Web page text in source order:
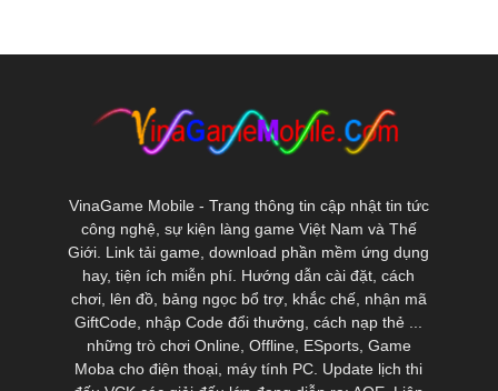
VinaGame Mobile - Trang thông tin cập nhật tin tức
công nghệ, sự kiện làng game Việt Nam và Thế
Giới. Link tải game, download phần mềm ứng dụng
hay, tiện ích miễn phí. Hướng dẫn cài đặt, cách
chơi, lên đồ, bảng ngọc bổ trợ, khắc chế, nhận mã
GiftCode, nhập Code đổi thưởng, cách nạp thẻ ...
những trò chơi Online, Offline, ESports, Game
Moba cho điện thoại, máy tính PC. Update lịch thi